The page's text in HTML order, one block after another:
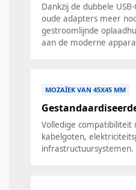
Dankzij de dubbele
oude adapters meer
gestroomlijnde
aan de moderne
MOZAÏEK VAN 45X45 MM
Volledige compatibiliteit
kabelgoten,
infrastructuursystemen.